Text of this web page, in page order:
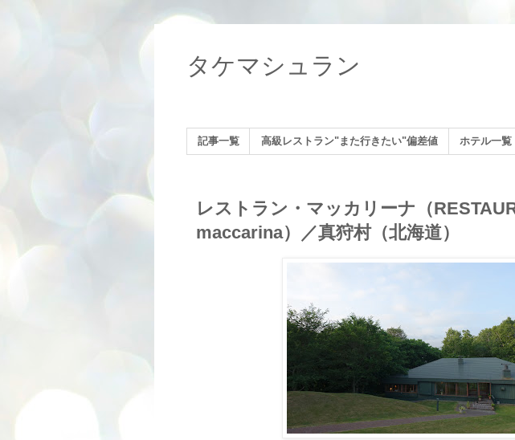
タケマシュラン
記事一覧 高級レストラン"また行きたい"偏差値 ホテル一覧
レストラン・マッカリーナ（
maccarina）／真狩村（北海道）